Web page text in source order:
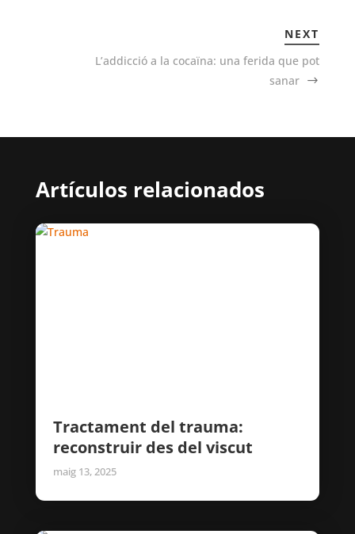
NEXT
L’addicció a la cocaïna: una ferida que pot
sanar
Artículos relacionados
Tractament del trauma:
reconstruir des del viscut
maig 13, 2025